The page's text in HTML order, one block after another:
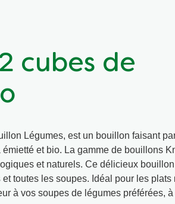
cubes de
Légumes, est un bouillon faisant
et bio. La gamme de bouillons
et naturels. Ce délicieux
toutes les soupes. Idéal pour les plats
à vos soupes de légumes préférées,